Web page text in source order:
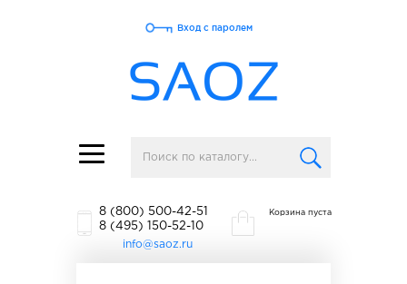
Toggle
navigation
Вход с паролем
8 (800) 500-42-51
8 (495) 150-52-10
info@saoz.ru
Корзина пуста